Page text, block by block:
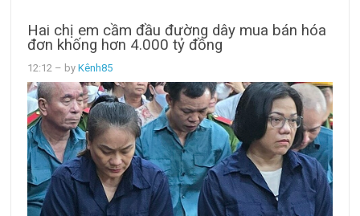
Hai chị em cầm đầu đường dây mua bán hóa
đơn khống hơn 4.000 tỷ đồng
12:12 – byKênh85